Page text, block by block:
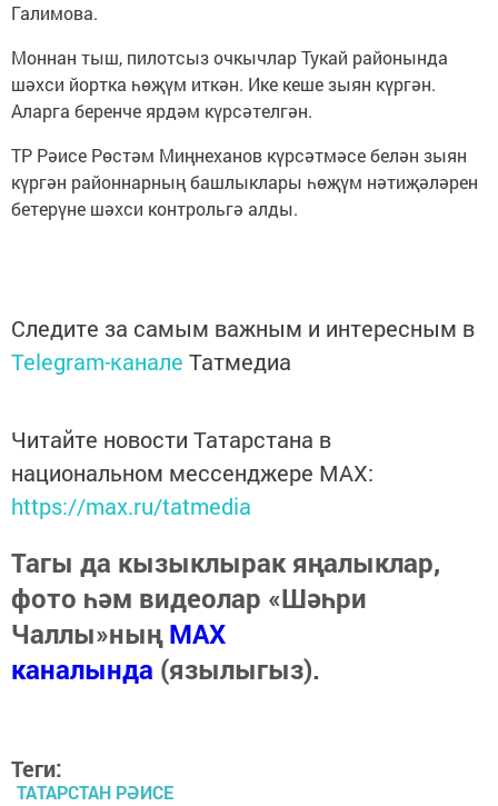
Галимова.
Моннан тыш, пилотсыз очкычлар Тукай районында
шәхси йортка һөҗүм иткән. Ике кеше зыян күргән.
Аларга беренче ярдәм күрсәтелгән.
ТР Рәисе Рөстәм Миңнеханов күрсәтмәсе белән зыян
күргән районнарның башлыклары һөҗүм нәтиҗәләрен
бетерүне шәхси контрольгә алды.
Следите за самым важным и интересным в
Telegram-канале Татмедиа
Читайте новости Татарстана в
национальном мессенджере MАХ:
https://max.ru/tatmedia
Тагы да кызыклырак яңалыклар,
фото һәм видеолар «Шәһри
Чаллы»ныңMAX
каналында (язылыгыз).
Теги:
ТАТАРСТАН РӘИСЕ